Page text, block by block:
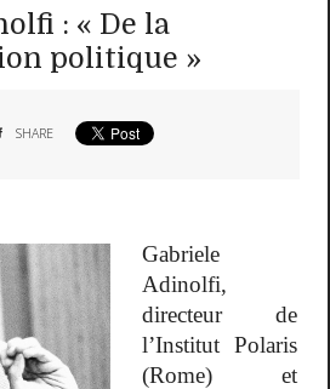
: « De la
politique »
SHARE
Gabriele
Adinolfi,
directeur de
l’Institut Polaris
(Rome) et